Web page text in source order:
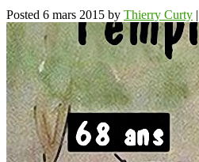
Posted 6 mars 2015 by Thierry Curty |